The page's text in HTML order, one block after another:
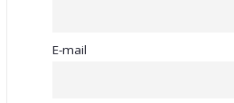
E-mail